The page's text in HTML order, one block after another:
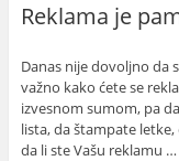
Reklama je
Danas nije dovoljno da
važno kako ćete se
izvesnom sumom, pa
lista, da štampate
da li ste Vašu reklamu …